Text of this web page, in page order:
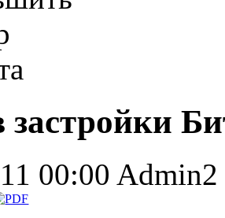
застройки
00:00 Admin2